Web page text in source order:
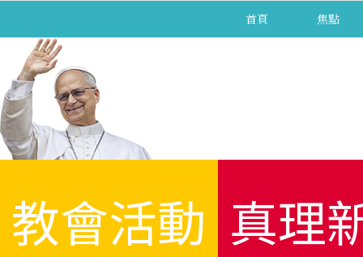
首頁 焦點
教會活動 真理